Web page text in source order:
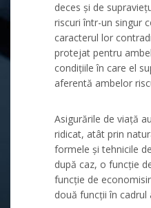
deces și de
riscuri într-un singur
caracterul lor
protejat pentru
condițiile în care el
aferentă ambelor
Asigurările de viață
ridicat, atât prin
formele și tehnicile
după caz, o funcție
funcție de
două funcții în cadrul